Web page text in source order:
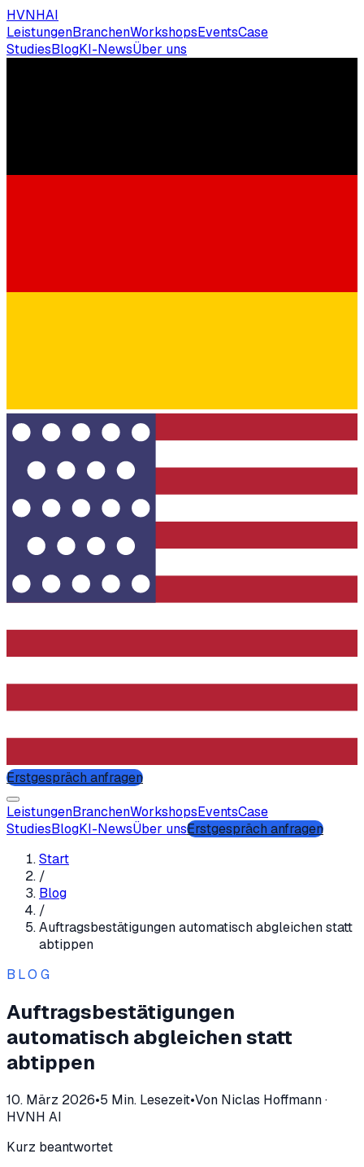
HVNHAI
LeistungenBranchenWorkshopsEventsCase
StudiesBlogKI-NewsÜber uns
Erstgespräch anfragen
LeistungenBranchenWorkshopsEventsCase
StudiesBlogKI-NewsÜber unsErstgespräch anfragen
Start
/
Blog
/
Auftragsbestätigungen automatisch abgleichen statt
abtippen
BLOG
Auftragsbestätigungen
automatisch abgleichen statt
abtippen
10. März 2026•5 Min. Lesezeit•Von Niclas Hoffmann·
HVNH AI
Kurz beantwortet